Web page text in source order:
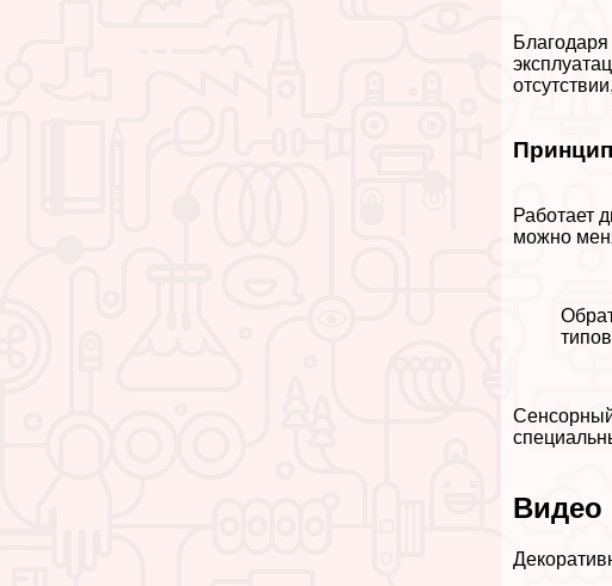
Работает
можно
Сенсорный
Видео